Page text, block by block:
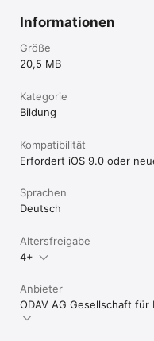
Informationen
Größe
20,5 MB
Kategorie
Bildung
Kompatibilität
Erfordert iOS 9.0 oder
Sprachen
Deutsch
Altersfreigabe
4+
Anbieter
ODAV AG Gesellschaft